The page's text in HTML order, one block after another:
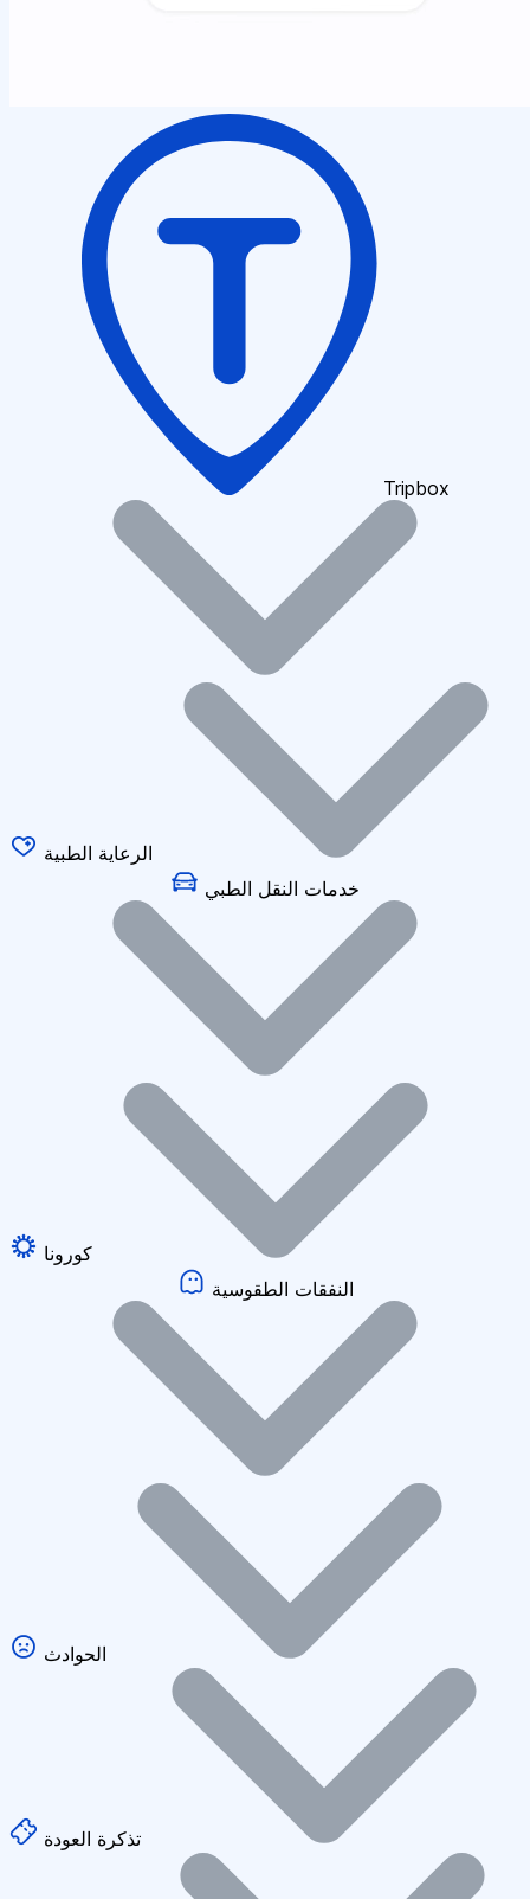
Tripbox
الرعاية الطبية
خدمات النقل الطبي
كورونا
النفقات الطقوسية